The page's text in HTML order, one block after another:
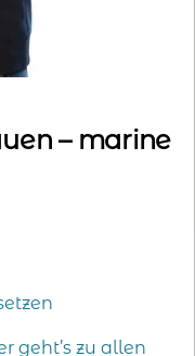
– marine
geht’s zu allen